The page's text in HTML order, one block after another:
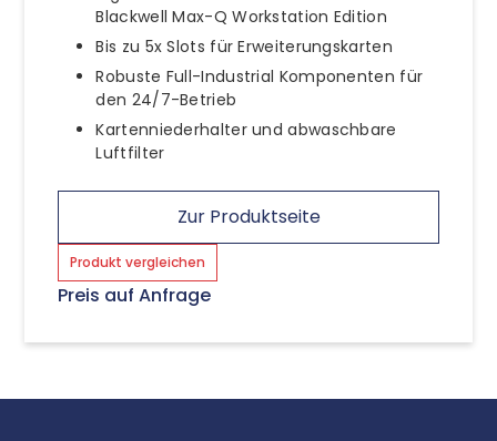
Blackwell Max-Q Workstation Edition
Bis zu 5x Slots für Erweiterungskarten
Robuste Full-Industrial Komponenten für
den 24/7-Betrieb
Kartenniederhalter und abwaschbare
Luftfilter
Zur Produktseite
Produkt vergleichen
Preis auf Anfrage